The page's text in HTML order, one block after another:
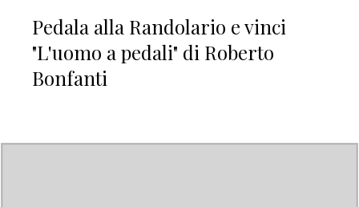
Pedala alla Randolario e vinci
"L'uomo a pedali" di Roberto
Bonfanti